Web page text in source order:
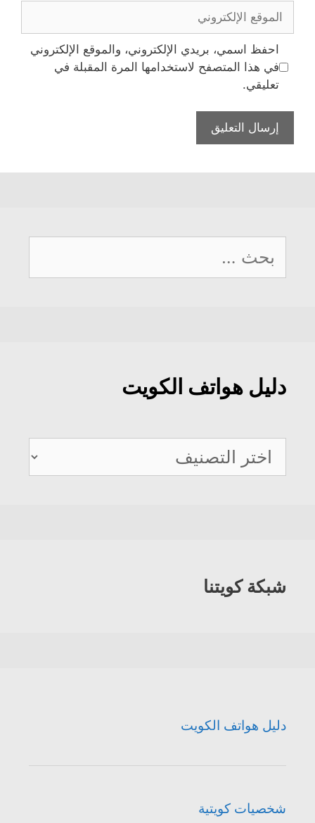
الإلكتروني
احفظ اسمي، بريدي الإلكتروني، والموقع الإلكتروني
في هذا المتصفح لاستخدامها المرة المقبلة في
تعليقي.
البحث
عن:
دليل هواتف الكويت
دليل
هواتف
شبكة كويتنا
دليل هواتف الكويت
شخصيات كويتية